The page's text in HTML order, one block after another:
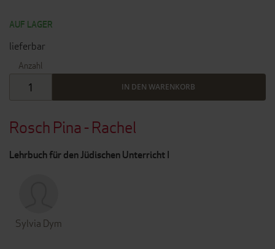
Rosch Pina - Rachel
Lehrbuch für den Jüdischen Unterricht I
Sylvia Dym
AUF LAGER
lieferbar
Anzahl
IN DEN WARENKORB